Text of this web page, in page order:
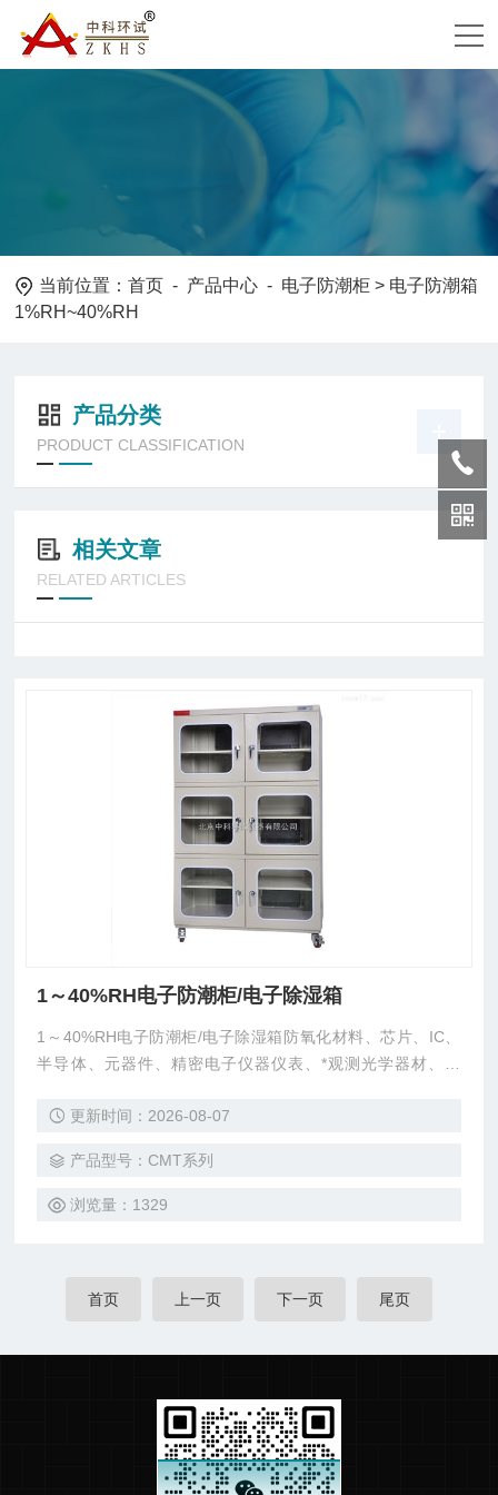
当前位置：首页 - 产品中心 - 电子防潮柜 > 电子防潮箱
1%RH~40%RH
产品分类
PRODUCT CLASSIFICATION
相关文章
RELATED ARTICLES
1～40%RH电子防潮柜/电子除湿箱
1～40%RH电子防潮柜/电子除湿箱防氧化材料、芯片、IC、
半导体、元器件、精密电子仪器仪表、*观测光学器材、镜
片、晶圆等。
更新时间：2026-08-07
产品型号：CMT系列
浏览量：1329
首页 上一页 下一页 尾页